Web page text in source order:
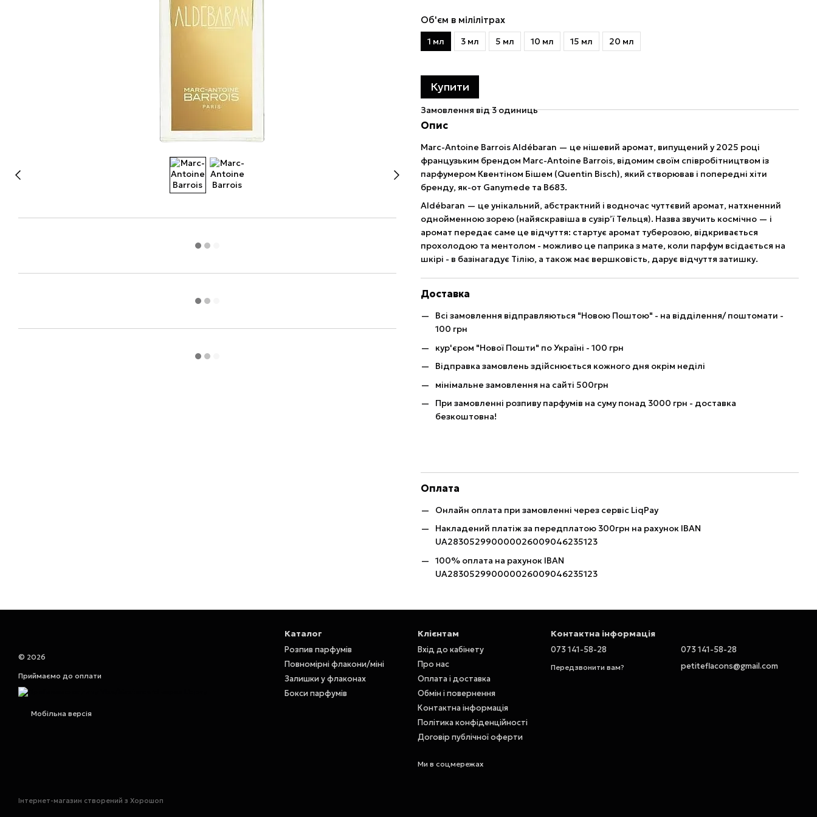
Об'єм в мілілітрах
1 мл 3 мл 5 мл 10 мл 15 мл 20 мл
Купити
Замовлення від 3 одиниць
Опис
Marc-Antoine Barrois Aldébaran — це нішевий аромат, випущений у 2025 році
французьким брендом Marc-Antoine Barrois, відомим своїм співробітництвом із
парфумером Квентіном Бішем (Quentin Bisch), який створював і попередні хіти
бренду, як-от Ganymede та B683.
Aldébaran — це унікальний, абстрактний і водночас чуттєвий аромат, натхненний
однойменною зорею (найяскравіша в сузір’ї Тельця). Назва звучить космічно — і
аромат передає саме це відчуття: стартує аромат туберозою, відкривається
прохолодою та ментолом - можливо це паприка з мате, коли парфум всідається на
шкірі - в базінагадує Тілію, а також має вершковість, дарує відчуття затишку.
Доставка
Всі замовлення відправляються "Новою Поштою" - на відділення/ поштомати -
100 грн
кур'єром "Нової Пошти" по Україні - 100 грн
Відправка замовлень здійснюється кожного дня окрім неділі
мінімальне замовлення на сайті 500грн
При замовленні розпиву парфумів на суму понад 3000 грн - доставка
безкоштовна!
Оплата
Онлайн оплата при замовленні через сервіс LiqPay
Накладений платіж за передплатою 300грн на рахунок IBAN
UA283052990000026009046235123
100% оплата на рахунок IBAN
UA283052990000026009046235123
© 2026
Приймаємо до оплати
Мобільна версія
Інтернет-магазин створений з Хорошоп
Каталог
Розпив парфумів
Повномірні флакони/міні
Залишки у флаконах
Бокси парфумів
Клієнтам
Вхід до кабінету
Про нас
Оплата і доставка
Обмін і повернення
Контактна інформація
Політика конфіденційності
Договір публічної оферти
Ми в соцмережах
Контактна інформація
073 141-58-28
Передзвонити вам?
073 141-58-28
petiteflacons@gmail.com